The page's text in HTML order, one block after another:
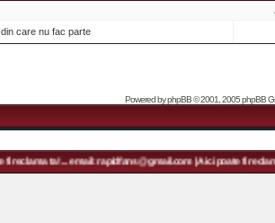
care nu fac parte
Powered byphpBB© 2001, 2005 phpBB
ta! ... email: rapidfans@gmail.com | Aici poate fi